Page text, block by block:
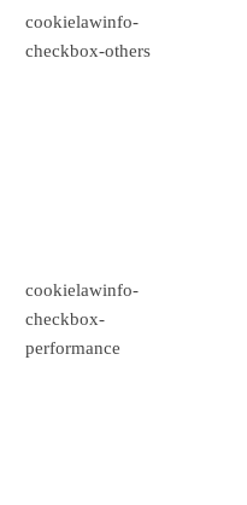
cookielawinfo-
checkbox-others
cookielawinfo-
checkbox-
performance